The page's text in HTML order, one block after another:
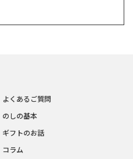
よくあるご質問
のしの基本
ギフトのお話
コラム